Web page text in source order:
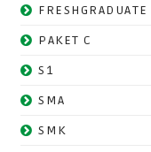
FRESHGRADUATE
PAKET C
S1
SMA
SMK